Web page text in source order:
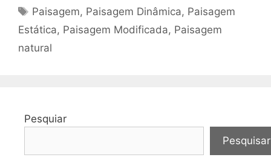
Tags
Paisagem, Paisagem Dinâmica, Paisagem
Estática, Paisagem Modificada, Paisagem
natural
Pesquiar
Pesquisar